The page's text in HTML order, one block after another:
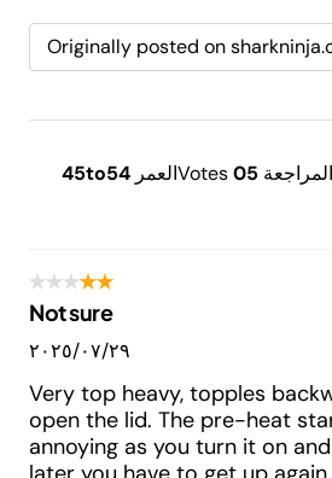
Originally posted on
المراجعة 5
Votes 0 العمر 45to54
Not sure
٢٩‏/٠٧‏/٢٠٢٥
Very top heavy, topples
open the lid. The pre-heat
annoying as you turn it on